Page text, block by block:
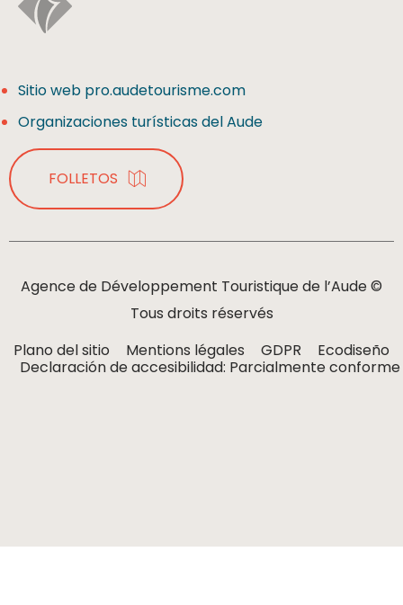
Sitio web pro.audetourisme.com
Organizaciones turísticas del Aude
FOLLETOS
Agence de Développement Touristique de l’Aude ©
Tous droits réservés
Plano del sitio
Mentions légales GDPR
Ecodiseño
Declaración de accesibilidad: Parcialmente conforme